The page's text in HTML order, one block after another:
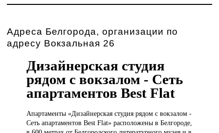
Адреса Белгорода, организации по
адресу Вокзальная 26
Дизайнерская студия
рядом с вокзалом - Сеть
апартаментов Best Flat
Апартаменты «Дизайнерскаястудия рядом с вокзалом -
Сеть апартаментов Best Flat» расположены в Белгороде,